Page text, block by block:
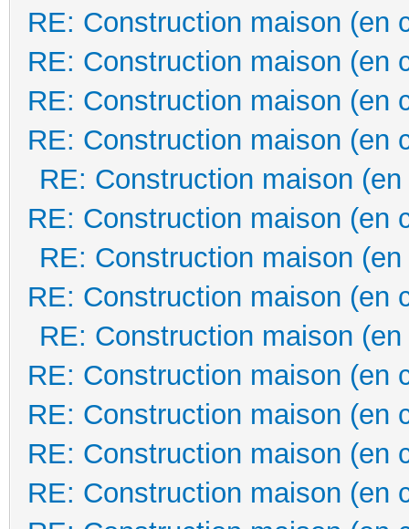
RE: Construction maison (en
RE: Construction maison (en
RE: Construction maison (en
RE: Construction maison (en
RE: Construction maison
RE: Construction maison (en
RE: Construction maison
RE: Construction maison (en
RE: Construction maison
RE: Construction maison (en
RE: Construction maison (en
RE: Construction maison (en
RE: Construction maison (en